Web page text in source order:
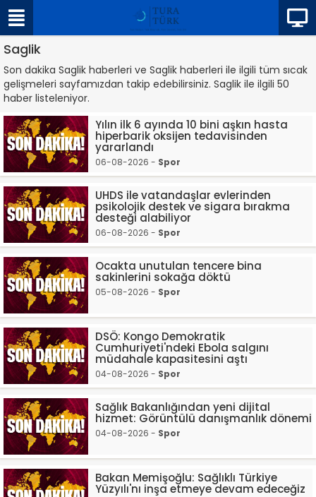
Saglik
Son dakika Saglik haberleri ve Saglik haberleri ile ilgili tüm sıcak
gelişmeleri sayfamızdan takip edebilirsiniz. Saglik ile ilgili 50
haber listeleniyor.
Yılın ilk 6 ayında 10 bini aşkın hasta
hiperbarik oksijen tedavisinden
yararlandı
06-08-2026 - Spor
UHDS ile vatandaşlar evlerinden
psikolojik destek ve sigara bırakma
desteği alabiliyor
06-08-2026 - Spor
Ocakta unutulan tencere bina
sakinlerini sokağa döktü
05-08-2026 - Spor
DSÖ: Kongo Demokratik
Cumhuriyeti'ndeki Ebola salgını
müdahale kapasitesini aştı
04-08-2026 - Spor
Sağlık Bakanlığından yeni dijital
hizmet: Görüntülü danışmanlık dönemi
04-08-2026 - Spor
Bakan Memişoğlu: Sağlıklı Türkiye
Yüzyılı'nı inşa etmeye devam edeceğiz